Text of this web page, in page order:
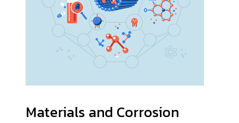
Materials and Corrosion